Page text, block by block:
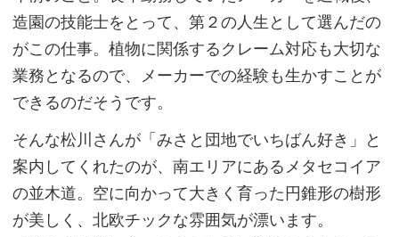
造園の技能士をとって、第２の人生として選んだの
がこの仕事。植物に関係するクレーム対応も大切な
業務となるので、メーカーでの経験も生かすことが
できるのだそうです。
そんな松川さんが「みさと団地でいちばん好き」と
案内してくれたのが、南エリアにあるメタセコイア
の並木道。空に向かって大きく育った円錐形の樹形
が美しく、北欧チックな雰囲気が漂います。